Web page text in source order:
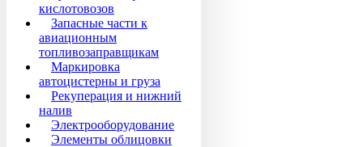
кислотовозов
Запасные части к
авиационным
топливозаправщикам
Маркировка
автоцистерны и груза
Рекуперация и нижний
налив
Электрооборудование
Элементы облицовки